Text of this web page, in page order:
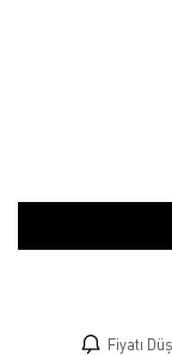
Fiyatı